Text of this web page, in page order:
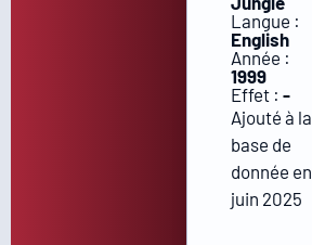
Langue :
English
Année :
1999
Effet : -
Ajouté à la
base de
donnée en
juin 2025